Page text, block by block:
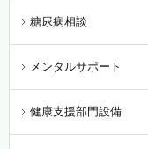
糖尿病相談
メンタルサポート
健康支援部門設備